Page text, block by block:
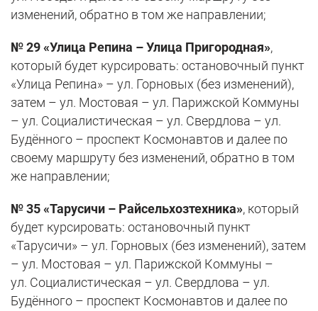
изменений, обратно в том же направлении;
№ 29 «Улица Репина – Улица Пригородная»,
который будет курсировать: остановочный пункт
«Улица Репина» – ул. Горновых (без изменений),
затем – ул. Мостовая – ул. Парижской Коммуны
– ул. Социалистическая – ул. Свердлова – ул.
Будённого – проспект Космонавтов и далее по
своему маршруту без изменений, обратно в том
же направлении;
№ 35 «Тарусичи – Райсельхозтехника», который
будет курсировать: остановочный пункт
«Тарусичи» – ул. Горновых (без изменений), затем
– ул. Мостовая – ул. Парижской Коммуны –
ул. Социалистическая – ул. Свердлова – ул.
Будённого – проспект Космонавтов и далее по